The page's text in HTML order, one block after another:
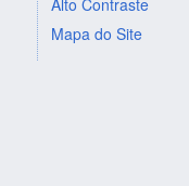
Mapa do Site